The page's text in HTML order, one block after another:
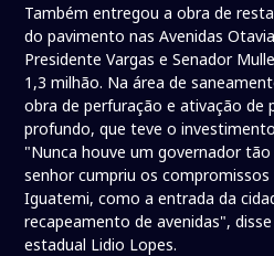
Também entregou a obra de
do pavimento nas Avenidas
Presidente Vargas e Senador
1,3 milhão. Na área de
obra de perfuração e ativação de
profundo, que teve o
"Nunca houve um governador tão
senhor cumpriu os
Iguatemi, como a entrada da
recapeamento de avenidas",
estadual Lidio Lopes.